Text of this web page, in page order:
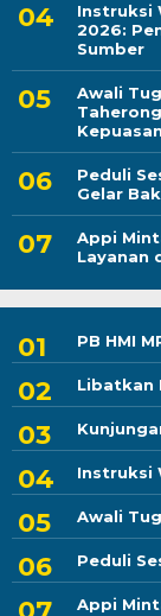
Instruksi
2026:
Sumber
Awali
Peduli
Gelar
Appi
Layanan
PB HMI
Libatkan
Instruksi
Awali
Peduli
Appi